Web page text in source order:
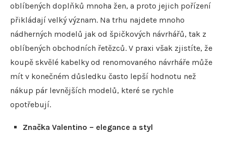
oblíbených doplňků mnoha žen, a proto jejich pořízení
přikládají velký význam. Na trhu najdete mnoho
nádherných modelů jak od špičkových návrhářů, tak z
oblíbených obchodních řetězců. V praxi však zjistíte, že
koupě skvělé kabelky od renomovaného návrháře může
mít v konečném důsledku často lepší hodnotu než
nákup pár levnějších modelů, které se rychle
opotřebují.
Značka Valentino – elegance a styl